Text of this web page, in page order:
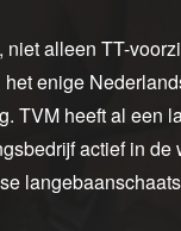
niet alleen TT-
enige
TVM heeft al een
actief in de